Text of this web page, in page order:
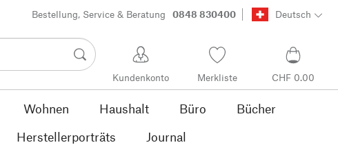
Bestellung, Service & Beratung 0848 830400 Deutsch
Kundenkonto Merkliste CHF 0.00
Wohnen Haushalt Büro
Bücher
Herstellerporträts Journal